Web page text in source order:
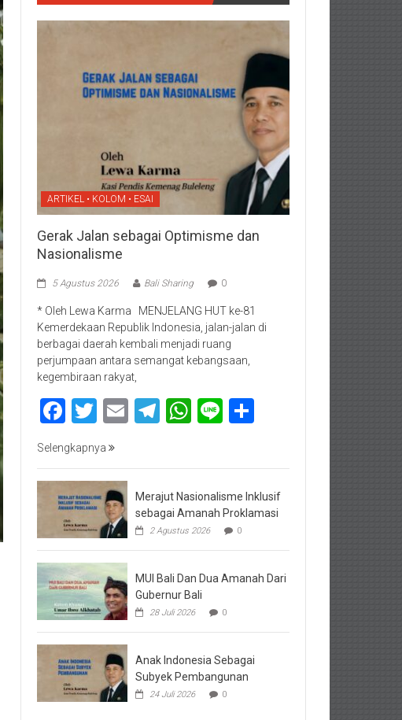
ARTIKEL • KOLOM • ESAI
Gerak Jalan sebagai Optimisme dan
Nasionalisme
5 Agustus 2026 Bali Sharing 0
* Oleh Lewa Karma MENJELANG HUT ke-81
Kemerdekaan Republik Indonesia, jalan-jalan di
berbagai daerah kembali menjadi ruang
perjumpaan antara semangat kebangsaan,
kegembiraan rakyat,
Facebook
Twitter
EmailTelegram
WhatsApp
Line
Selengkapnya
Merajut Nasionalisme Inklusif
sebagai Amanah Proklamasi
2 Agustus 2026 0
MUI Bali Dan Dua Amanah Dari
Gubernur Bali
28 Juli 2026 0
Anak Indonesia Sebagai
Subyek Pembangunan
24 Juli 2026 0